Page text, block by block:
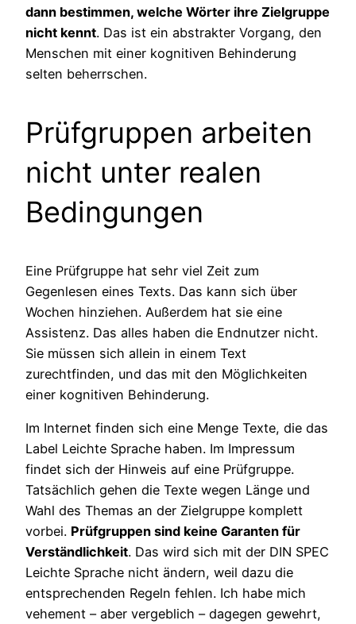
dann bestimmen, welche Wörter ihre Zielgruppe
nicht kennt. Das ist ein abstrakter Vorgang, den
Menschen mit einer kognitiven Behinderung
selten beherrschen.
Prüfgruppen arbeiten
nicht unter realen
Bedingungen
Eine Prüfgruppe hat sehr viel Zeit zum
Gegenlesen eines Texts. Das kann sich über
Wochen hinziehen. Außerdem hat sie eine
Assistenz. Das alles haben die Endnutzer nicht.
Sie müssen sich allein in einem Text
zurechtfinden, und das mit den Möglichkeiten
einer kognitiven Behinderung.
Im Internet finden sich eine Menge Texte, die das
Label Leichte Sprache haben. Im Impressum
findet sich der Hinweis auf eine Prüfgruppe.
Tatsächlich gehen die Texte wegen Länge und
Wahl des Themas an der Zielgruppe komplett
vorbei. Prüfgruppen sind keine Garanten für
Verständlichkeit. Das wird sich mit der DIN SPEC
Leichte Sprache nicht ändern, weil dazu die
entsprechenden Regeln fehlen. Ich habe mich
vehement – aber vergeblich – dagegen gewehrt,